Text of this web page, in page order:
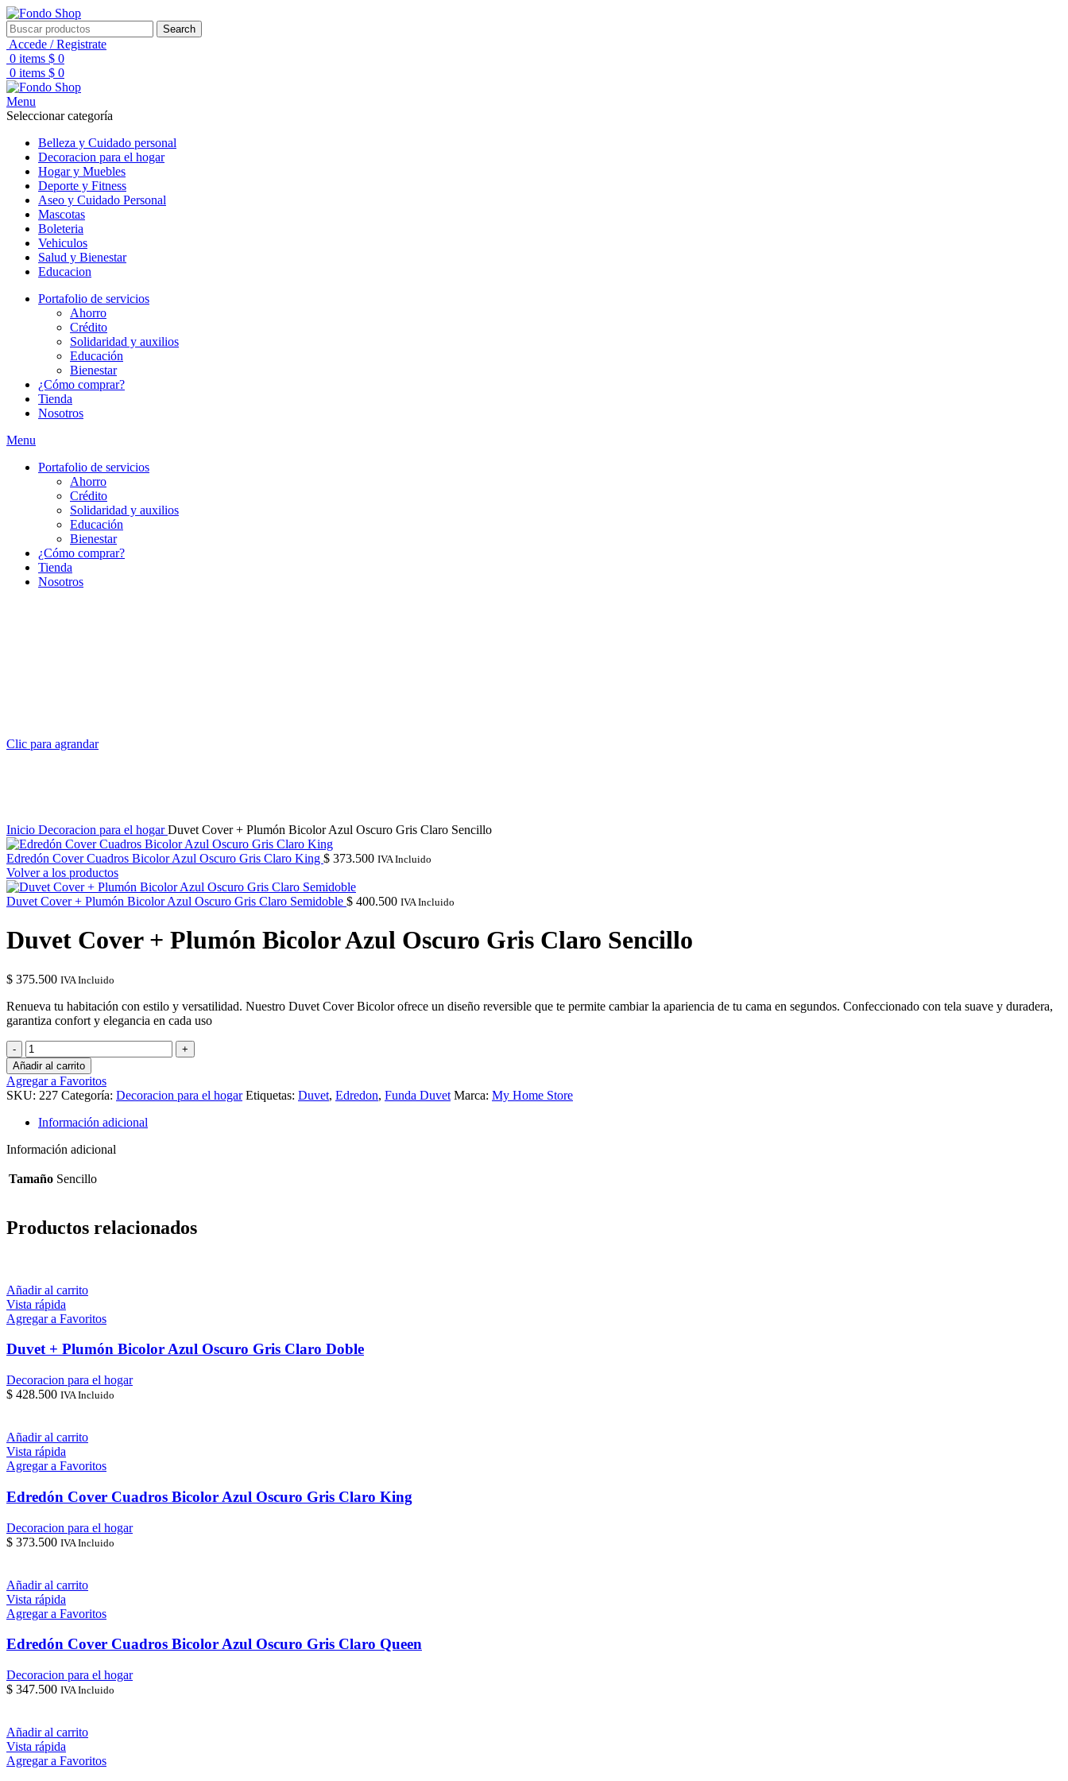
Search
Accede / Registrate
0 items $ 0
0 items $ 0
Menu
Seleccionar categoría
Belleza y Cuidado personal
Decoracion para el hogar
Hogar y Muebles
Deporte y Fitness
Aseo y Cuidado Personal
Mascotas
Boleteria
Vehiculos
Salud y Bienestar
Educacion
Portafolio de servicios
Ahorro
Crédito
Solidaridad y auxilios
Educación
Bienestar
¿Cómo comprar?
Tienda
Nosotros
Menu
Portafolio de servicios
Ahorro
Crédito
Solidaridad y auxilios
Educación
Bienestar
¿Cómo comprar?
Tienda
Nosotros
Clic para agrandar
Inicio Decoracion para el hogarDuvet Cover + Plumón Bicolor Azul Oscuro Gris Claro Sencillo
Edredón Cover Cuadros Bicolor Azul Oscuro Gris Claro King $ 373.500 IVA Incluido
Volver a los productos
Duvet Cover + Plumón Bicolor Azul Oscuro Gris Claro Semidoble $ 400.500 IVA Incluido
Duvet Cover + Plumón Bicolor Azul Oscuro Gris Claro Sencillo
$ 375.500 IVA Incluido
Renueva tu habitación con estilo y versatilidad. Nuestro Duvet Cover Bicolor ofrece un diseño reversible que te permite cambiar la apariencia de tu cama en segundos. Confeccionado con tela suave y duradera,
garantiza confort y elegancia en cada uso
Duvet
Cover
+
Plumón
Bicolor
Azul
Oscuro
Gris
Sencillo
Añadir al carrito
Agregar a Favoritos
SKU: 227 Categoría: Decoracion para el hogar Etiquetas: Duvet, Edredon, Funda Duvet Marca: My Home Store
Información adicional
Información adicional
Tamaño Sencillo
Productos relacionados
Añadir al carrito
Vista rápida
Agregar a Favoritos
Duvet + Plumón Bicolor Azul Oscuro Gris Claro Doble
Decoracion para el hogar
$ 428.500 IVA Incluido
Añadir al carrito
Vista rápida
Agregar a Favoritos
Edredón Cover Cuadros Bicolor Azul Oscuro Gris Claro King
Decoracion para el hogar
$ 373.500 IVA Incluido
Añadir al carrito
Vista rápida
Agregar a Favoritos
Edredón Cover Cuadros Bicolor Azul Oscuro Gris Claro Queen
Decoracion para el hogar
$ 347.500 IVA Incluido
Añadir al carrito
Vista rápida
Agregar a Favoritos